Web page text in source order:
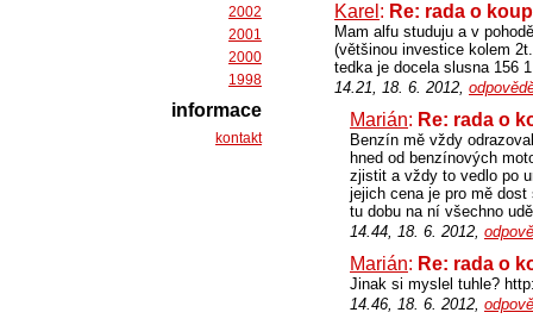
Karel : Re: rada o
Mam alfu studuju a v
(většinou investice kolem
tedka je docela slusna 156
14.21, 18. 6. 2012,
Marián: Re: rada o
Benzín mě vždy
hned od benzínových
zjistit a vždy to vedlo po
jejich cena je pro mě
tu dobu na ní všechno
14.44, 18. 6. 2012,
Marián: Re: rada o
Jinak si myslel tuhle?
14.46, 18. 6. 2012,
2002
2001
2000
1998
informace
kontakt